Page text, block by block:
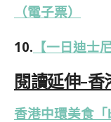
（電子票）
10. 【一日迪士
閱讀延伸-香
香港中環美食